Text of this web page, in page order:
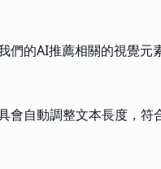
的AI推薦相關的視覺元
自動調整文本長度，符